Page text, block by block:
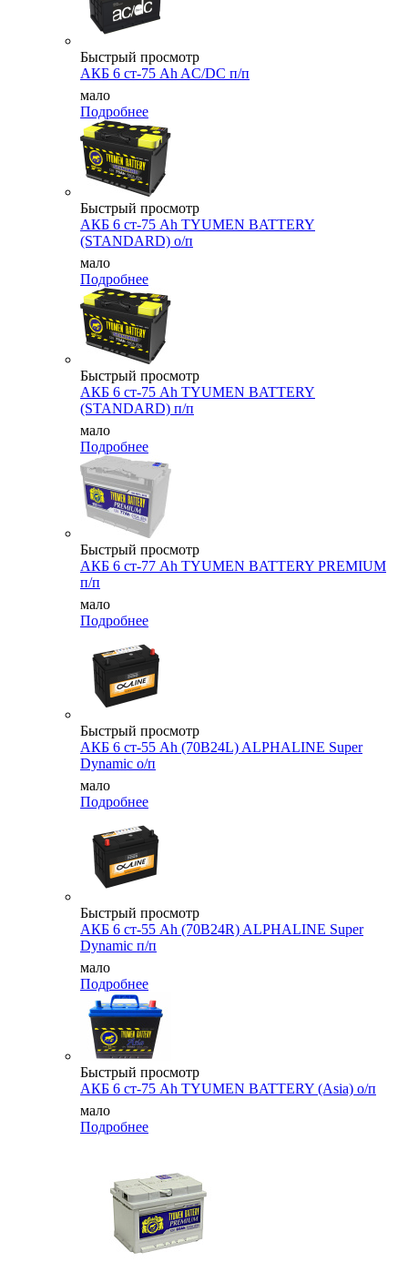
Быстрый просмотр
АКБ 6 ст-75 Ah AC/DC п/п
мало
Подробнее
Быстрый просмотр
АКБ 6 ст-75 Аh TYUMEN BATTERY
(STANDARD) о/п
мало
Подробнее
Быстрый просмотр
АКБ 6 ст-75 Аh TYUMEN BATTERY
(STANDARD) п/п
мало
Подробнее
Быстрый просмотр
АКБ 6 ст-77 Аh TYUMEN BATTERY PREMIUM
п/п
мало
Подробнее
Быстрый просмотр
АКБ 6 ст-55 Ah (70B24L) ALPHALINE Super
Dynamic о/п
мало
Подробнее
Быстрый просмотр
АКБ 6 ст-55 Ah (70B24R) ALPHALINE Super
Dynamic п/п
мало
Подробнее
Быстрый просмотр
АКБ 6 ст-75 Аh TYUMEN BATTERY (Asia) о/п
мало
Подробнее